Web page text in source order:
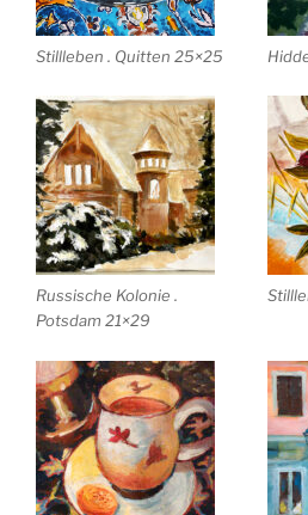
Stillleben . Quitten 25×25
Russische Kolonie .
Potsdam 21×29